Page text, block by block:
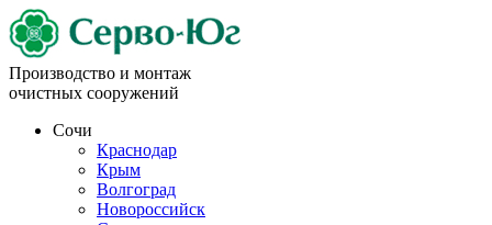
Производство и монтаж
очистных сооружений
Сочи
Краснодар
Крым
Волгоград
Новороссийск